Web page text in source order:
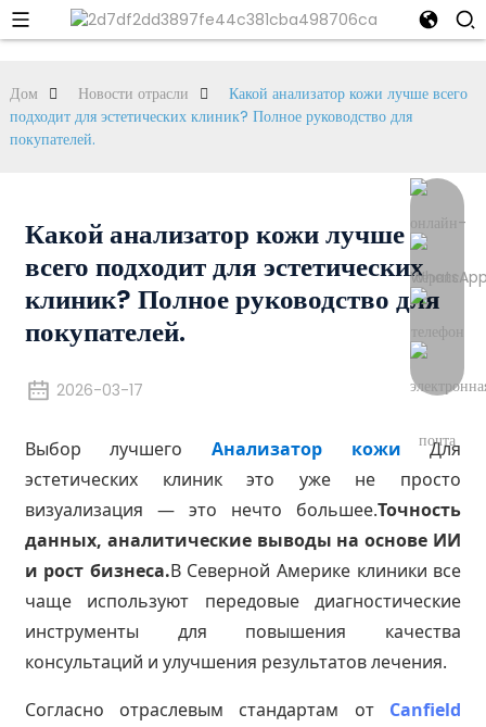
Дом Новости отрасли
Какой анализатор кожи лучше всего
подходит для эстетических клиник? Полное руководство для
покупателей.
Какой анализатор кожи лучше
всего подходит для эстетических
клиник? Полное руководство для
покупателей.
2026-03-17
Выбор лучшего Анализатор кожи Для
эстетических клиник это уже не просто
визуализация — это нечто большее.Точность
данных, аналитические выводы на основе ИИ
и рост бизнеса.В Северной Америке клиники все
чаще используют передовые диагностические
инструменты для повышения качества
консультаций и улучшения результатов лечения.
Согласно отраслевым стандартам от Canfield